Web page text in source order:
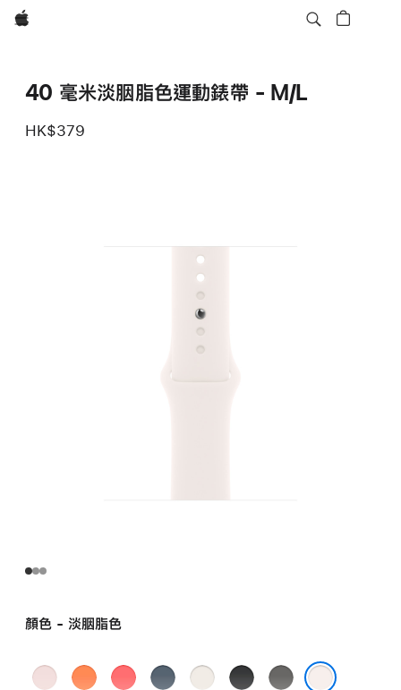
Apple
40 毫米淡胭脂色運動錶帶 - M/L
HK$379
顏色 - 淡胭脂色
淺
小
亮
錨
星
黑
灰